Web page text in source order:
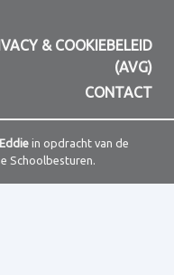
& COOKIEBELEID
(AVG)
CONTACT
Eddiein opdracht van de
Schoolbesturen.